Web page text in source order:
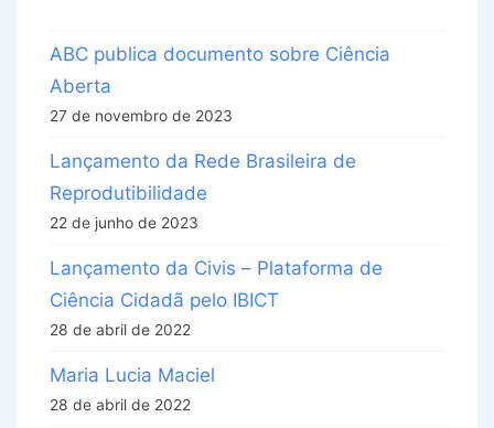
ABC publica documento sobre Ciência
Aberta
27 de novembro de 2023
Lançamento da Rede Brasileira de
Reprodutibilidade
22 de junho de 2023
Lançamento da Civis – Plataforma de
Ciência Cidadã pelo IBICT
28 de abril de 2022
Maria Lucia Maciel
28 de abril de 2022